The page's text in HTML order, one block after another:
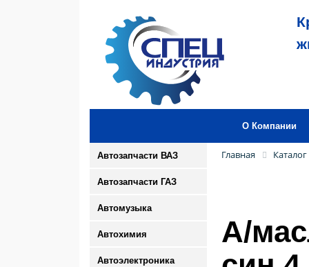
О Компании
Автозапчасти ВАЗ
Автозапчасти ГАЗ
Автомузыка
Автохимия
Автоэлектроника
Главная Каталог
А/